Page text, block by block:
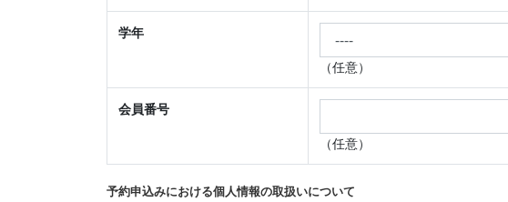
学年
（任意）
会員番号
（任意）
予約申込みにおける個人情報の取扱いについて